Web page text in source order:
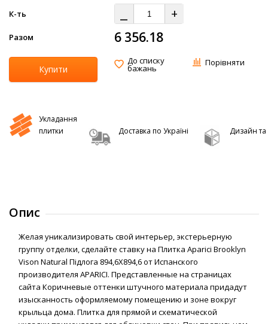
К-ть +
Разом 6 356.18
Купити
До списку
бажань
Порівняти
Укладання
плитки
Доставка по Україні Дизайн та
Опис
Желая уникализировать свой интерьер, экстерьерную
группу отделки, сделайте ставку на Плитка Aparici Brooklyn
Vison Natural Підлога 894,6Х894,6 от Испанского
производителя APARICI. Представленные на страницах
сайта Коричневые оттенки штучного материала придадут
изысканность оформляемому помещению и зоне вокруг
крыльца дома. Плитка для прямой и схематической